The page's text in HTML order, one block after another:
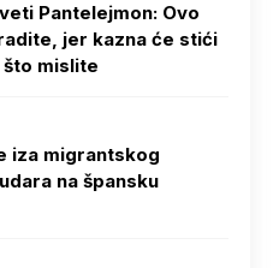
Pantelejmon: Ovo
jer kazna će stići
mislite
iza migrantskog
na špansku